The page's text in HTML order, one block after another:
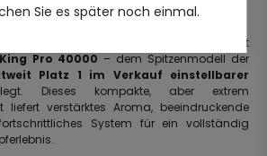
Sie es später noch einmal.
Geschmack und maximale Leistung mit
King Pro 40000 – dem Spitzenmodell der
Platz 1 im Verkauf einstellbarer
Dieses kompakte, aber extrem
liefert verstärktes Aroma, beeindruckende
System für ein vollständig